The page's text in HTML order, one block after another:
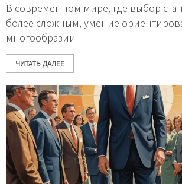
В современном мире, где выбор
более сложным, умение
многообразии
ЧИТАТЬ ДАЛЕЕ